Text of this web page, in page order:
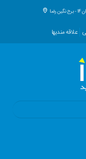
رضا
علاقه مندیها